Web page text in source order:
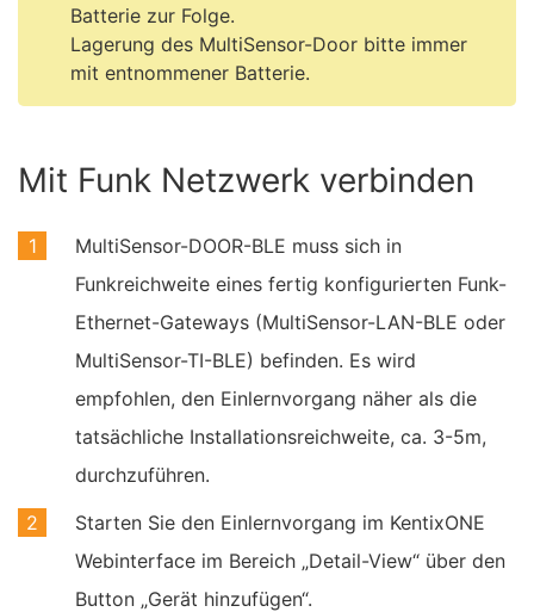
Batterie zur Folge.
Lagerung des MultiSensor-Door bitte immer
mit entnommener Batterie.
Mit Funk Netzwerk verbinden
MultiSensor-DOOR-BLE muss sich in
Funkreichweite eines fertig konfigurierten Funk-
Ethernet-Gateways (MultiSensor-LAN-BLE oder
MultiSensor-TI-BLE) befinden. Es wird
empfohlen, den Einlernvorgang näher als die
tatsächliche Installationsreichweite, ca. 3-5m,
durchzuführen.
Starten Sie den Einlernvorgang im KentixONE
Webinterface im Bereich „Detail-View“ über den
Button „Gerät hinzufügen“.